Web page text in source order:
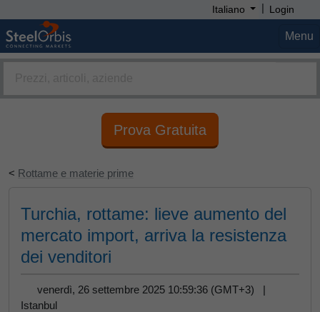
Italiano | Login
Menu
Prova Gratuita
< Rottame e materie prime
Turchia, rottame: lieve aumento del
mercato import, arriva la resistenza
dei venditori
venerdì, 26 settembre 2025 10:59:36 (GMT+3) |
Istanbul